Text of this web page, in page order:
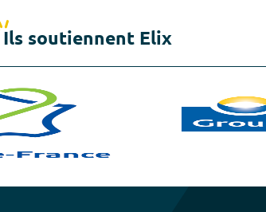
Ils soutiennent Elix